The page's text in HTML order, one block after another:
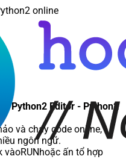
online
Python2 Editor - Python2
và chạy code online,
ngôn ngữ.
vàoRUNhoặc ấn tổ hợp